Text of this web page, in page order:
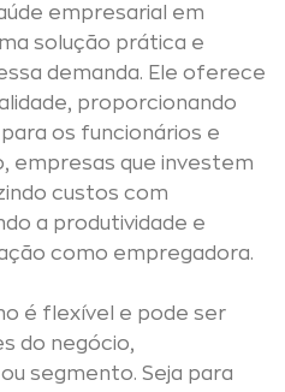
empresarial em
solução prática e
demanda. Ele oferece
proporcionando
os funcionários e
empresas que investem
custos com
a produtividade e
como empregadora.
é flexível e pode ser
do negócio,
segmento. Seja para